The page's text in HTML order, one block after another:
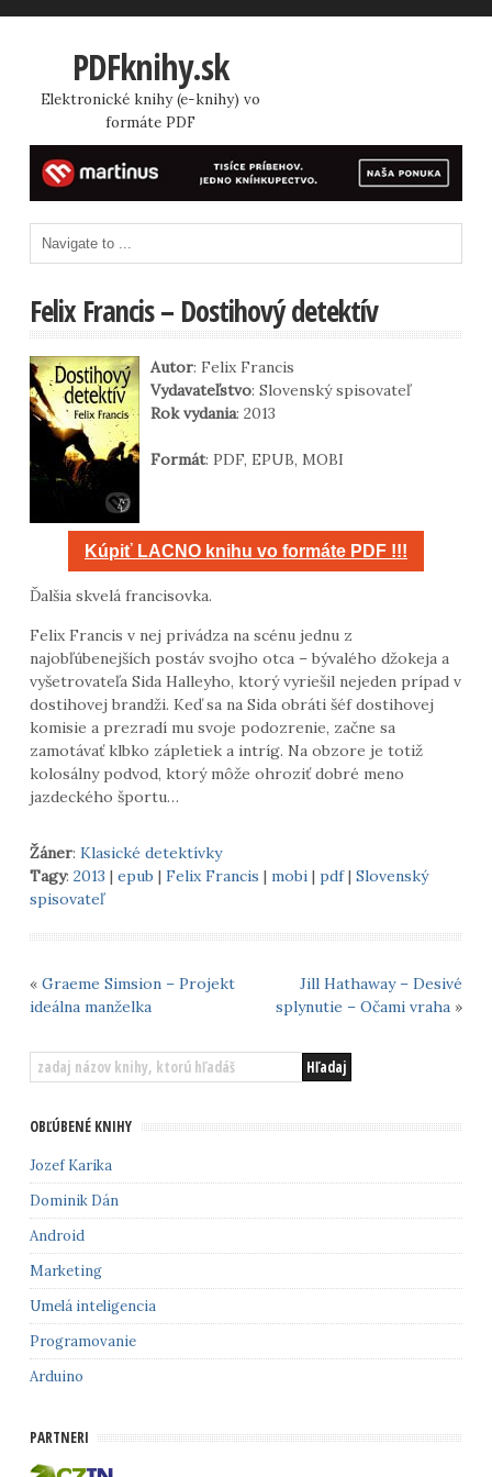
PDFknihy.sk
Elektronické knihy (e-knihy) vo
formáte PDF
Felix Francis – Dostihový detektív
Autor: Felix Francis
Vydavateľstvo: Slovenský spisovateľ
Rok vydania: 2013
Formát: PDF, EPUB, MOBI
Kúpiť LACNO knihu vo formáte PDF !!!
Ďalšia skvelá francisovka.
Felix Francis v nej privádza na scénu jednu z
najobľúbenejších postáv svojho otca – bývalého džokeja a
vyšetrovateľa Sida Halleyho, ktorý vyriešil nejeden prípad v
dostihovej brandži. Keď sa na Sida obráti šéf dostihovej
komisie a prezradí mu svoje podozrenie, začne sa
zamotávať klbko zápletiek a intríg. Na obzore je totiž
kolosálny podvod, ktorý môže ohroziť dobré meno
jazdeckého športu…
Žáner: Klasické detektívky
Tagy: 2013 | epub | Felix Francis | mobi| pdf| Slovenský
spisovateľ
« Graeme Simsion – Projekt
ideálna manželka
Jill Hathaway – Desivé
splynutie – Očami vraha »
OBĽÚBENÉ KNIHY
Jozef Karika
Dominik Dán
Android
Marketing
Umelá inteligencia
Programovanie
Arduino
PARTNERI